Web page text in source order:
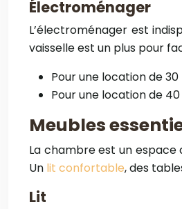
Électroménager
L’électroménager est
vaisselle est un plus pour
Pour une location de
Pour une location de
Meubles
La chambre est un
Un lit confortable, des
Lit